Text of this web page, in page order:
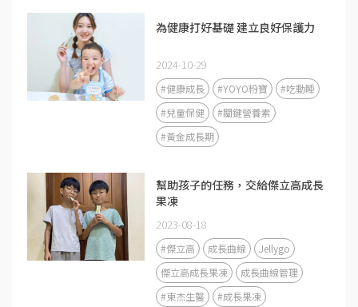
為健康打好基礎 建立良好保護力
2024-10-29
#健康成長 #YOYO粉寶
#吃動睡
#兒童保健
#關鍵營養素
#黃金成長期
幫助孩子的任務，交給傑立高成長
果凍
2023-08-18
#傑立高 成長曲線
Jellygo
傑立高成長果凍
成長曲線管理
#東杰生醫
#成長果凍